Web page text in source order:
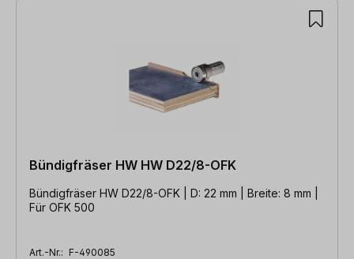
Bündigfräser HW HW D22/8-OFK
Bündigfräser HW D22/8-OFK | D: 22 mm | Breite: 8 mm |
Für OFK 500
Art.-Nr.: F-490085